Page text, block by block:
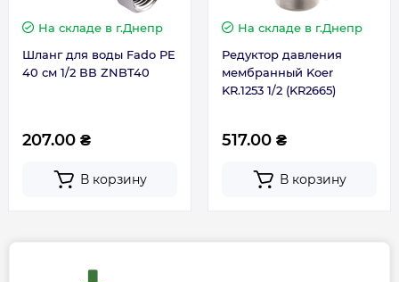
Ширина, мм 440
Гарантия
Гарантия на электрическую часть
Гарантия производителя, мес
Контакты сервисного
0800605627 ||
На складе в г.Днепр
Шланг для воды Fado PE
40 см 1/2 ВВ ZNBT40
207.00 ₴
В корзину
На складе в г.Днепр
Редуктор давления
мембранный Koer
KR.1253 1/2 (KR2665)
517.00 ₴
В корзину